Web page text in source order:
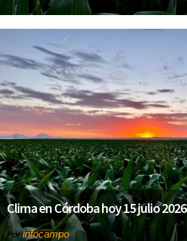
Clima en Córdoba hoy 15 julio 2026
Por infocampo